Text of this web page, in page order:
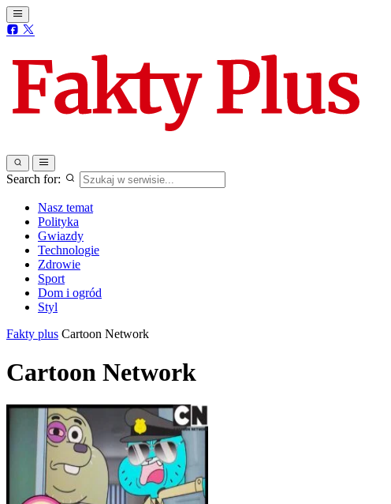
Search for:
Nasz temat
Polityka
Gwiazdy
Technologie
Zdrowie
Sport
Dom i ogród
Styl
Fakty plus Cartoon Network
Cartoon Network